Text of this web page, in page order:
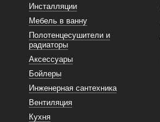
Инсталляции
Мебель в ванну
Полотенцесушители и
радиаторы
Аксессуары
Бойлеры
Инженерная сантехника
Вентиляция
Кухня